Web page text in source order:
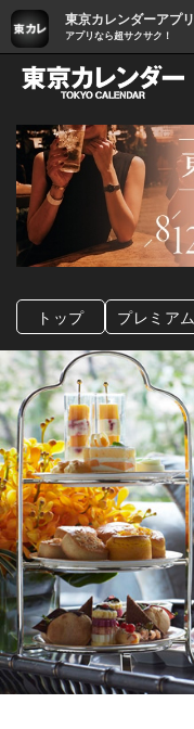
東京カレンダーアプリ
アプリなら超サクサク！
トップ プレミアム